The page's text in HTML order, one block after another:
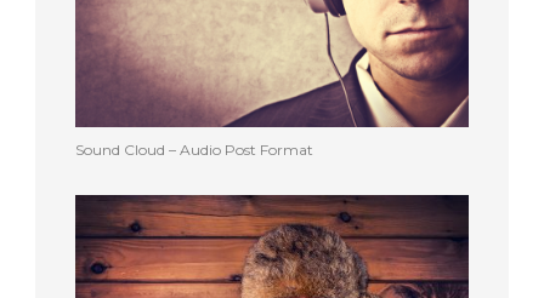
Sound Cloud – Audio Post Format